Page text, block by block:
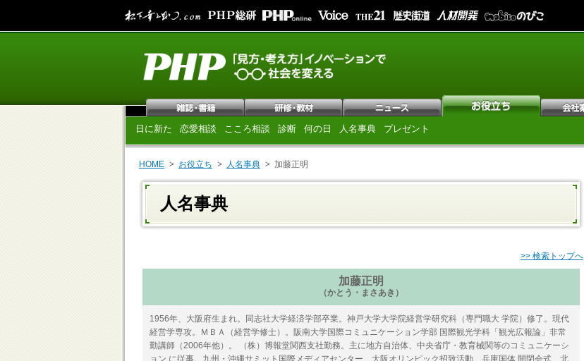
日に新た 恋愛相談 こころ相談 診断 何の日 人名事典 プレゼント
HOME お役立ち 人名事典 加藤正明
人名事典
>> 検索トップへ
加藤正明
（かとう・まさあき）
1956年、大阪府生まれ。同志社大学経済学部卒業。神戸大学大学院経営学研究科（専門職大 学院）修了。現代
経営学専攻。ＭＢＡ（経営学修士）。阪南大学国際コミュニケーション学部 国際観光学科「観光広報論」非常
勤講師（2006年他）。 （株）博報堂関西支社勤務。主に地方自治体、中央省庁・教育械関等のコミュニケーシ
ョン に従事。九州・沖縄サミット国際メディアセンター、大阪オリンピック招致活動、兵庫国体 開閉会式、北